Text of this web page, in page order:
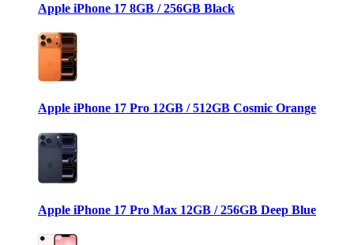
Apple iPhone 17 8GB / 256GB Black
Apple iPhone 17 Pro 12GB / 512GB Cosmic Orange
Apple iPhone 17 Pro Max 12GB / 256GB Deep Blue